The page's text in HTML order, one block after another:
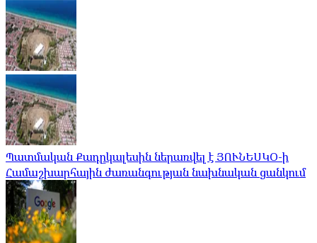
Պատմական Քադըկալեսին ներառվել է ՅՈՒՆԵՍԿՕ-ի
Համաշխարհային ժառանգության նախնական ցանկում